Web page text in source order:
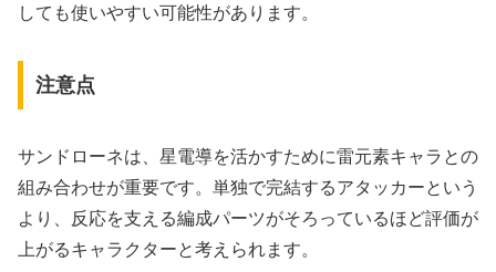
しても使いやすい可能性があります。
注意点
サンドローネは、星電導を活かすために雷元素キャラとの
組み合わせが重要です。単独で完結するアタッカーという
より、反応を支える編成パーツがそろっているほど評価が
上がるキャラクターと考えられます。